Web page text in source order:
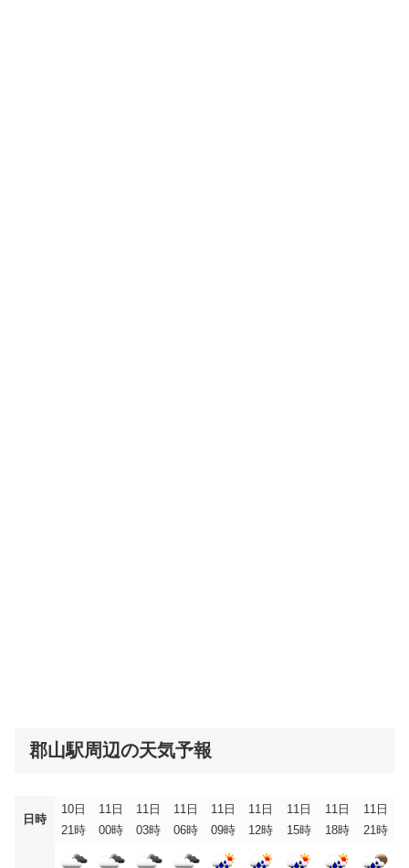
郡山駅周辺の天気予報
日時
10日
21時
11日
00時
11日
03時
11日
06時
11日
09時
11日
12時
11日
15時
11日
18時
11日
21時